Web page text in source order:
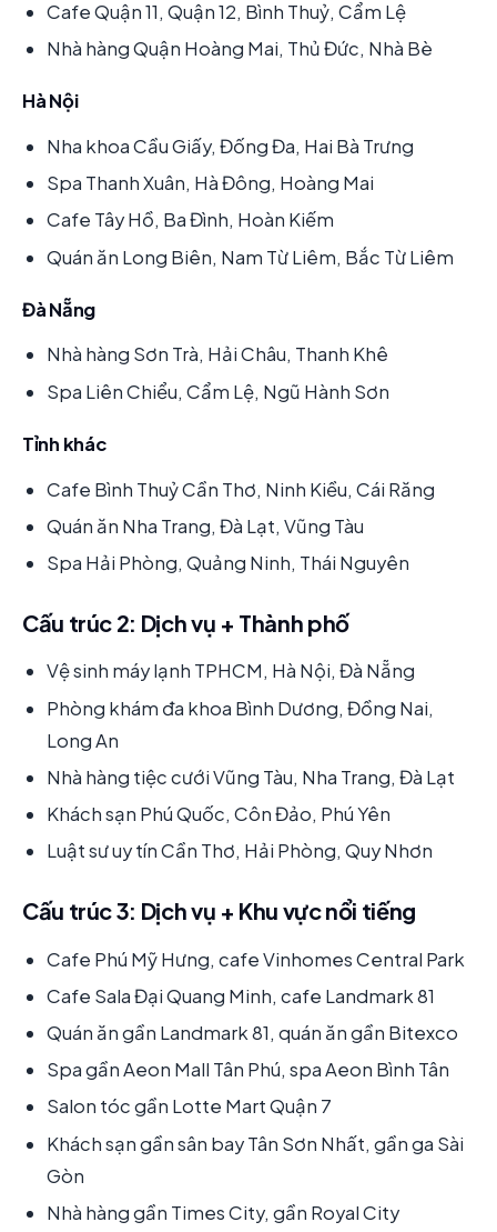
Cafe Quận 11, Quận 12, Bình Thuỷ, Cẩm Lệ
Nhà hàng Quận Hoàng Mai, Thủ Đức, Nhà Bè
Hà Nội
Nha khoa Cầu Giấy, Đống Đa, Hai Bà Trưng
Spa Thanh Xuân, Hà Đông, Hoàng Mai
Cafe Tây Hồ, Ba Đình, Hoàn Kiếm
Quán ăn Long Biên, Nam Từ Liêm, Bắc Từ Liêm
Đà Nẵng
Nhà hàng Sơn Trà, Hải Châu, Thanh Khê
Spa Liên Chiểu, Cẩm Lệ, Ngũ Hành Sơn
Tỉnh khác
Cafe Bình Thuỷ Cần Thơ, Ninh Kiều, Cái Răng
Quán ăn Nha Trang, Đà Lạt, Vũng Tàu
Spa Hải Phòng, Quảng Ninh, Thái Nguyên
Cấu trúc 2: Dịch vụ + Thành phố
Vệ sinh máy lạnh TPHCM, Hà Nội, Đà Nẵng
Phòng khám đa khoa Bình Dương, Đồng Nai,
Long An
Nhà hàng tiệc cưới Vũng Tàu, Nha Trang, Đà Lạt
Khách sạn Phú Quốc, Côn Đảo, Phú Yên
Luật sư uy tín Cần Thơ, Hải Phòng, Quy Nhơn
Cấu trúc 3: Dịch vụ + Khu vực nổi tiếng
Cafe Phú Mỹ Hưng, cafe Vinhomes Central Park
Cafe Sala Đại Quang Minh, cafe Landmark 81
Quán ăn gần Landmark 81, quán ăn gần Bitexco
Spa gần Aeon Mall Tân Phú, spa Aeon Bình Tân
Salon tóc gần Lotte Mart Quận 7
Khách sạn gần sân bay Tân Sơn Nhất, gần ga Sài
Gòn
Nhà hàng gần Times City, gần Royal City